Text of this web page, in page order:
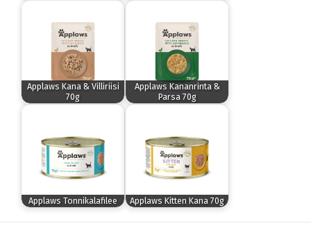
Applaws Kana & Villiriisi
70g
Applaws Kananrinta &
Parsa 70g
Applaws Tonnikalafilee Applaws Kitten Kana 70g